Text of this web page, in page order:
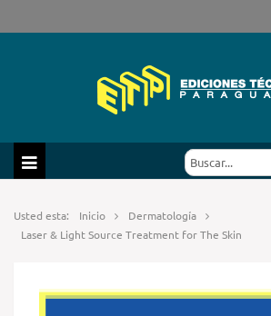
Usted esta: Inicio
Dermatología
Laser & Light Source Treatment for The Skin